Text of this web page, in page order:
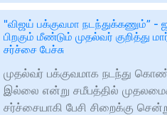
"விஜய் பக்குவமா நடந்துக்கணும்” -
பிறகும் மீண்டும் முதல்வர் குறித்து
சர்ச்சை பேச்சு
முதல்வர் பக்குவமாக நடந்து
இல்லை என்று சமீபத்தில்
சர்ச்சையாகி பேசி சிறைக்கு